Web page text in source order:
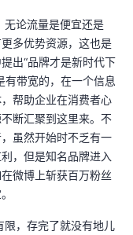
无论流量是便宜还是
多优势资源，这也是
出“品牌才是新时代下
有带宽的，在一个信息
帮助企业在消费者心
断汇聚到这里来。不
虽然开始时不乏有一
，但是知名品牌进入
微博上斩获百万粉丝
限，存完了就没有地儿